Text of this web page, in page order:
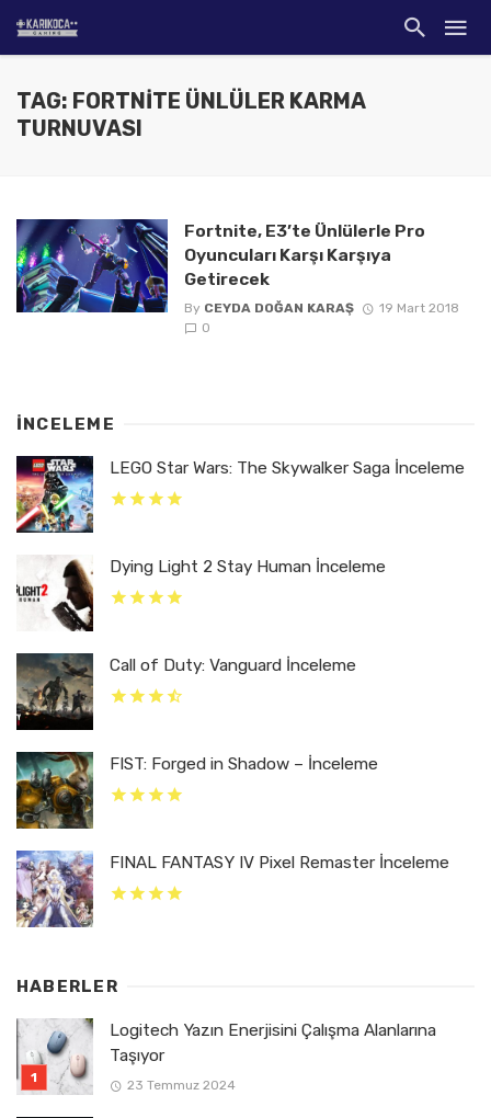
TAG: FORTNITE ÜNLÜLER KARMA
TURNUVASI
Fortnite, E3’te Ünlülerle Pro
Oyuncuları Karşı Karşıya
Getirecek
By CEYDA DOĞAN KARAŞ
19 Mart 2018
0
İNCELEME
LEGO Star Wars: The Skywalker Saga İnceleme
Dying Light 2 Stay Human İnceleme
Call of Duty: Vanguard İnceleme
FIST: Forged in Shadow – İnceleme
FINAL FANTASY IV Pixel Remaster İnceleme
HABERLER
Logitech Yazın Enerjisini Çalışma Alanlarına
Taşıyor
23 Temmuz 2024